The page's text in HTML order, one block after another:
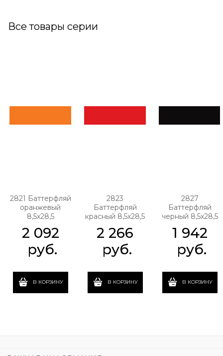
Все товары серии
2821 Баттерфляй
оранжевый
8,5х28,5
2 092
руб.
В КОРЗИНУ
2823
Баттерфляй
красный 8,5х28,5
2 266
руб.
В КОРЗИНУ
2827
Баттерфляй
черный 8,5х28,5
1 942
руб.
В КОРЗИНУ